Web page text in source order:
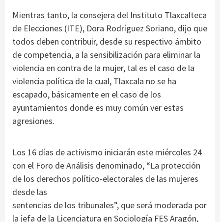
Mientras tanto, la consejera del Instituto Tlaxcalteca
de Elecciones (ITE), Dora Rodríguez Soriano, dijo que
todos deben contribuir, desde su respectivo ámbito
de competencia, a la sensibilización para eliminar la
violencia en contra de la mujer, tal es el caso de la
violencia política de la cual, Tlaxcala no se ha
escapado, básicamente en el caso de los
ayuntamientos donde es muy común ver estas
agresiones.
Los 16 días de activismo iniciarán este miércoles 24
con el Foro de Análisis denominado, “La protección
de los derechos político-electorales de las mujeres
desde las
sentencias de los tribunales”, que será moderada por
la jefa de la Licenciatura en Sociología FES Aragón,